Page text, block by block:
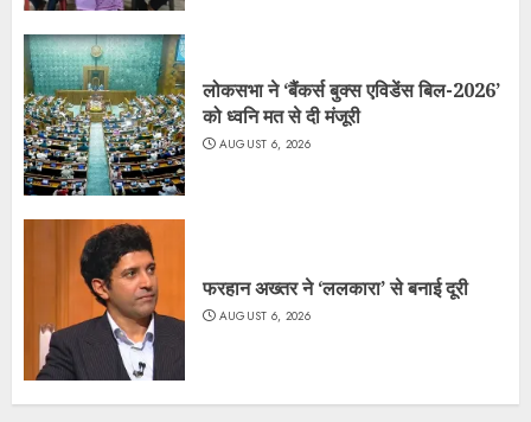
लोकसभा ने ‘बैंकर्स बुक्स एविडेंस बिल-2026’
को ध्वनि मत से दी मंजूरी
AUGUST 6, 2026
फरहान अख्तर ने ‘ललकारा’ से बनाई दूरी
AUGUST 6, 2026